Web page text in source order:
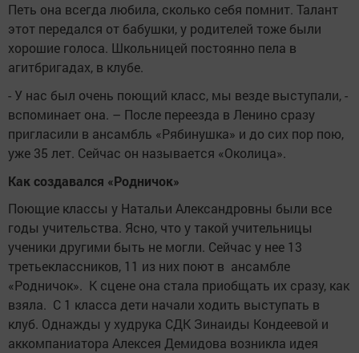
Петь она всегда любила, сколько себя помнит. Талант
этот передался от бабушки, у родителей тоже были
хорошие голоса. Школьницей постоянно пела в
агитбригадах, в клубе.
- У нас был очень поющий класс, мы везде выступали, -
вспоминает она. – После переезда в Ленино сразу
пригласили в ансамбль «Рябинушка» и до сих пор пою,
уже 35 лет. Сейчас он называется «Околица».
Как создавался «Родничок»
Поющие классы у Натальи Александровны были все
годы учительства. Ясно, что у такой учительницы
ученики другими быть не могли. Сейчас у нее 13
третьеклассников, 11 из них поют в ансамбле
«Родничок». К сцене она стала приобщать их сразу, как
взяла. С 1 класса дети начали ходить выступать в
клуб. Однажды у худрука СДК Зинаиды Кондеевой и
аккомпаниатора Алексея Демидова возникла идея